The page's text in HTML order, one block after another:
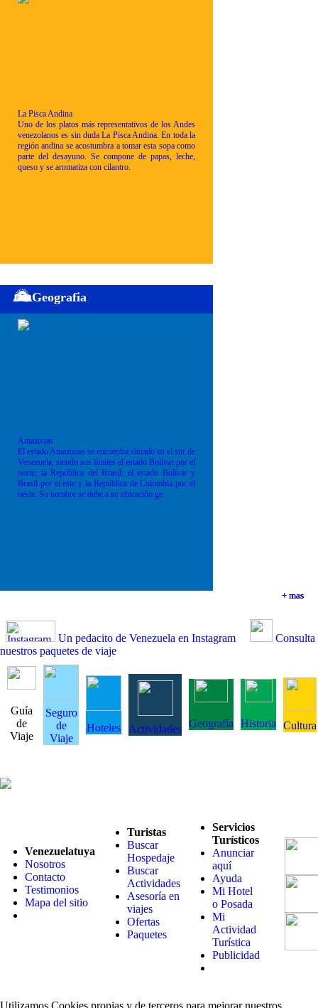
+ mas
+ mas
La Pisca Andina
Uno de los platos más representativos de los Andes
venezolanos es sin duda La Pisca Andina. En toda la
región andina se acostumbra a tomar esta sopa como
parte del desayuno. Se compone de papas, leche,
queso y se aromatiza con cilantro.
+ mas
Geografia
Amazonas
El estado Amazonas se encuentra situado en el sur de
Venezuela, siendo sus límites el estado Bolívar por el
norte; la República del Brasil; el estado Bolívar y
Brasil por el este y la República de Colombia por el
oeste. Su nombre se debe a su ubicación ge
+ mas
Un pedacito de Venezuela en Instagram
Consulta
nuestros paquetes de viaje
Guía
de
Viaje
Seguro
de
Viaje
Hoteles Actividades Geografía Historia Cultura
Venezuelatuya
Nosotros
Contacto
Testimonios
Mapa del sitio
Turistas
Buscar
Hospedaje
Buscar
Actividades
Asesoría en
viajes
Ofertas
Paquetes
Servicios
Turísticos
Anunciar
aquí
Ayuda
Mi Hotel
o Posada
Mi
Actividad
Turística
Publicidad
Utilizamos Cookies propias y de terceros para mejorar nuestros